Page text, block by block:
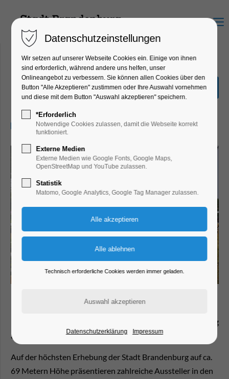
Menu
LebensArt - Ausstellung
Ausstellung, Highlight
29.08.2025, 10:00–18:00
Die LebensArt öffnet auf dem Marienberg in Brandenburg
an der Havel ihre Pforten!
Auf der höchsten Erhebung der Stadt Brandenburg auf ca.
69 Metern Höhe präsentieren zahlreiche Aussteller in den
Datenschutzeinstellungen
Wir setzen auf unserer Webseite Cookies ein. Einige von ihnen
sind erforderlich, während andere uns helfen, unser
Onlineangebot zu verbessern. Sie können allen Cookies über den
Button "Alle Akzeptieren" zustimmen oder Ihre Auswahl vornehmen
und diese mit dem Button "Auswahl akzeptieren" speichern.
*Erforderlich
Notwendige Cookies zulassen, damit die Webseite korrekt
funktioniert.
Externe Medien
Externe Medien wie Google Fonts, Google Maps,
OpenStreetMap und YouTube zulassen.
Statistik
Matomo, Google Analytics, Google Tag Manager zulassen.
Technisch erforderliche Cookies werden immer geladen.
Datenschutzerklärung Impressum